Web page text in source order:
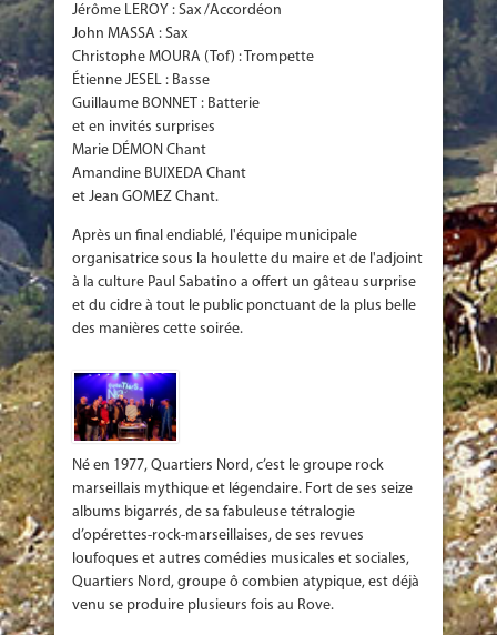
Jérôme LEROY : Sax /Accordéon
John MASSA : Sax
Christophe MOURA (Tof) : Trompette
Étienne JESEL : Basse
Guillaume BONNET : Batterie
et en invités surprises
Marie DÉMON Chant
Amandine BUIXEDA Chant
et Jean GOMEZ Chant.
Après un final endiablé, l'équipe municipale
organisatrice sous la houlette du maire et de l'adjoint
à la culture Paul Sabatino a offert un gâteau surprise
et du cidre à tout le public ponctuant de la plus belle
des manières cette soirée.
Né en 1977, Quartiers Nord, c’est le groupe rock
marseillais mythique et légendaire. Fort de ses seize
albums bigarrés, de sa fabuleuse tétralogie
d’opérettes-rock-marseillaises, de ses revues
loufoques et autres comédies musicales et sociales,
Quartiers Nord, groupe ô combien atypique, est déjà
venu se produire plusieurs fois au Rove.